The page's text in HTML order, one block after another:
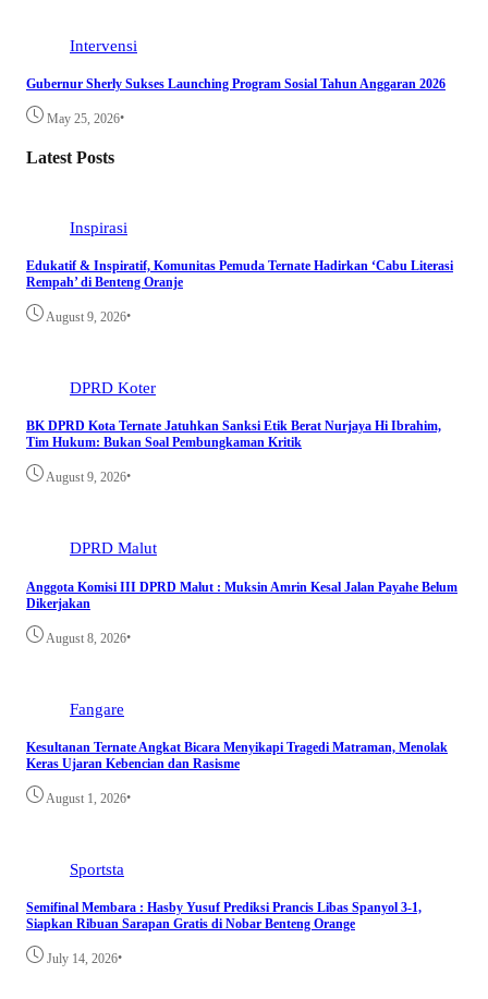
Intervensi
Gubernur Sherly Sukses Launching Program Sosial Tahun Anggaran 2026
May 25, 2026•
Latest Posts
Inspirasi
Edukatif & Inspiratif, Komunitas Pemuda Ternate Hadirkan ‘Cabu Literasi
Rempah’ di Benteng Oranje
August 9, 2026•
DPRD Koter
BK DPRD Kota Ternate Jatuhkan Sanksi Etik Berat Nurjaya Hi Ibrahim,
Tim Hukum: Bukan Soal Pembungkaman Kritik
August 9, 2026•
DPRD Malut
Anggota Komisi III DPRD Malut : Muksin Amrin Kesal Jalan Payahe Belum
Dikerjakan
August 8, 2026•
Fangare
Kesultanan Ternate Angkat Bicara Menyikapi Tragedi Matraman, Menolak
Keras Ujaran Kebencian dan Rasisme
August 1, 2026•
Sportsta
Semifinal Membara : Hasby Yusuf Prediksi Prancis Libas Spanyol 3-1,
Siapkan Ribuan Sarapan Gratis di Nobar Benteng Orange
July 14, 2026•